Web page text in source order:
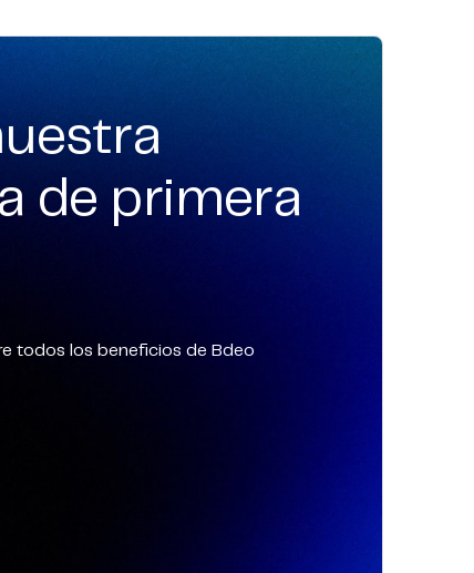
de primera
todos los beneficios de Bdeo